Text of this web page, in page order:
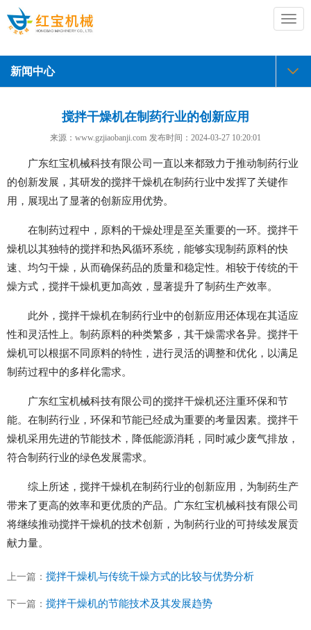
切
换
航
新闻中心
搅拌干燥机在制药行业的创新应用
来源：www.gzjiaobanji.com 发布时间： 2024-03-27 10:20:01
广东红宝机械科技有限公司一直以来都致力于推动制药行业
的创新发展，其研发的搅拌干燥机在制药行业中发挥了关键作
用，展现出了显著的创新应用优势。
在制药过程中，原料的干燥处理是至关重要的一环。搅拌干
燥机以其独特的搅拌和热风循环系统，能够实现制药原料的快
速、均匀干燥，从而确保药品的质量和稳定性。相较于传统的干
燥方式，搅拌干燥机更加高效，显著提升了制药生产效率。
此外，搅拌干燥机在制药行业中的创新应用还体现在其适应
性和灵活性上。制药原料的种类繁多，其干燥需求各异。搅拌干
燥机可以根据不同原料的特性，进行灵活的调整和优化，以满足
制药过程中的多样化需求。
广东红宝机械科技有限公司的搅拌干燥机还注重环保和节
能。在制药行业，环保和节能已经成为重要的考量因素。搅拌干
燥机采用先进的节能技术，降低能源消耗，同时减少废气排放，
符合制药行业的绿色发展需求。
综上所述，搅拌干燥机在制药行业的创新应用，为制药生产
带来了更高的效率和更优质的产品。广东红宝机械科技有限公司
将继续推动搅拌干燥机的技术创新，为制药行业的可持续发展贡
献力量。
上一篇： 搅拌干燥机与传统干燥方式的比较与优势分析
下一篇： 搅拌干燥机的节能技术及其发展趋势